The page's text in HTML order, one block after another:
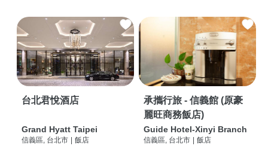
台北君悅酒店
Grand Hyatt Taipei
信義區, 台北市 飯店
承攜行旅 - 信義館 (原豪
麗旺商務飯店)
Guide Hotel-Xinyi Branch
信義區, 台北市 飯店